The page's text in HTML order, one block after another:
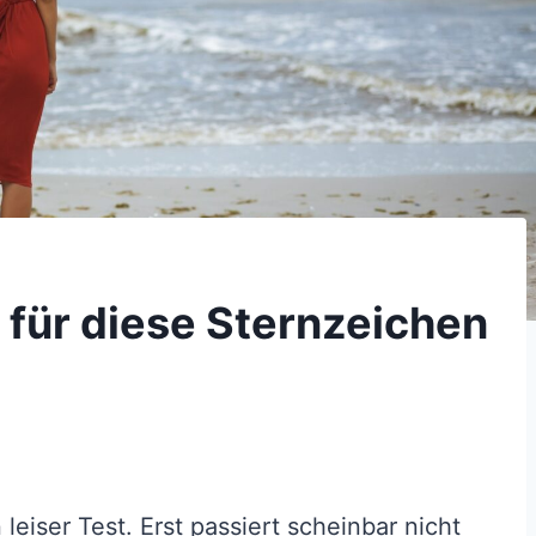
diese Sternzeichen
Test. Erst passiert scheinbar nicht